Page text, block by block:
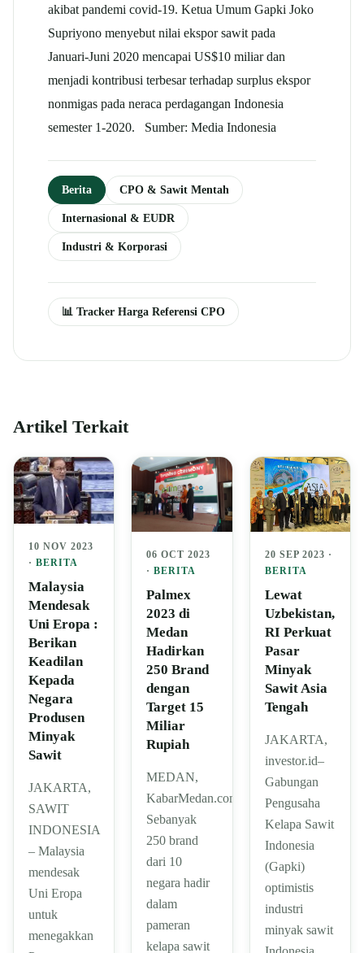
akibat pandemi covid-19. Ketua Umum Gapki Joko
Supriyono menyebut nilai ekspor sawit pada
Januari-Juni 2020 mencapai US$10 miliar dan
menjadi kontribusi terbesar terhadap surplus ekspor
nonmigas pada neraca perdagangan Indonesia
semester 1-2020. Sumber: Media Indonesia
Berita CPO & Sawit Mentah
Internasional & EUDR
Industri & Korporasi
📊 Tracker Harga Referensi CPO
Artikel Terkait
10 NOV 2023
· BERITA
Malaysia
Mendesak
Uni Eropa :
Berikan
Keadilan
Kepada
Negara
Produsen
Minyak
Sawit
JAKARTA,
SAWIT
INDONESIA
– Malaysia
mendesak
Uni Eropa
untuk
menegakkan
06 OCT 2023
·BERITA
Palmex
2023 di
Medan
Hadirkan
250 Brand
dengan
Target 15
Miliar
Rupiah
MEDAN,
KabarMedan.com|
Sebanyak
250 brand
dari 10
negara hadir
dalam
pameran
kelapa sawit
20 SEP 2023 ·
BERITA
Lewat
Uzbekistan,
RI Perkuat
Pasar
Minyak
Sawit Asia
Tengah
JAKARTA,
investor.id–
Gabungan
Pengusaha
Kelapa Sawit
Indonesia
(Gapki)
optimistis
industri
minyak sawit